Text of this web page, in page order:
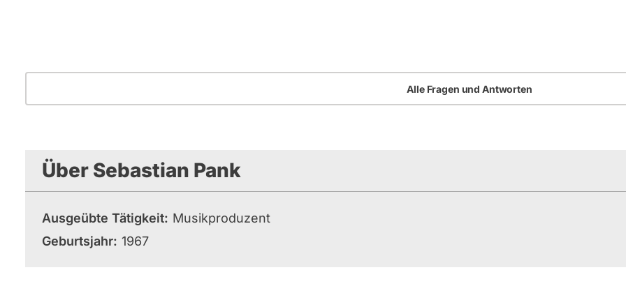
Alle Fragen und Antworten
Über Sebastian Pank
Ausgeübte Tätigkeit
Musikproduzent
Geburtsjahr 1967